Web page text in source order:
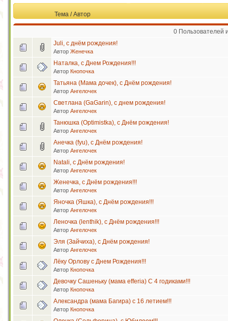
Тема /Автор
0 Пользователей
Juli, с днём рождения!
Автор Женечка
Наталка, с Днем Рождения!!!
Автор Кнопочка
Татьяна (Мама дочек), с Днём рождения!
Автор Ангелочек
Светлана (GaGarin), с днем рождения!
Автор Ангелочек
Танюшка (Optimistka), с Днём рождения!
Автор Ангелочек
Анечка (fyu), с Днём рождения!
Автор Ангелочек
Natali, с Днём рождения!
Автор Ангелочек
Женечка, с Днём рождения!!!
Автор Ангелочек
Яночка (Яшка), с Днём рождения!!!
Автор Ангелочек
Леночка (lenthik), с Днём рождения!!!
Автор Ангелочек
Эля (Зайчиха), с Днём рождения!
Автор Ангелочек
Лёку Орлову с Днем Рождения!!!
Автор Кнопочка
Девочку Сашеньку (мама efferia) С 4 годиками!!!
Автор Кнопочка
Александра (мама Багира) с 16 летием!!!
Автор Кнопочка